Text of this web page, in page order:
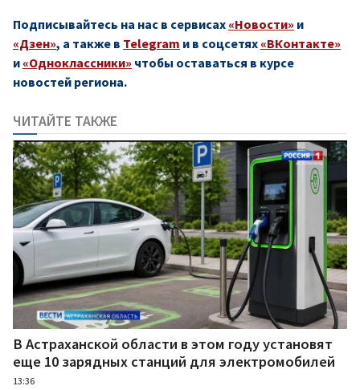
Подписывайтесь на нас в сервисах «Новости» и
«Дзен», а также в Telegram и в соцсетях «ВКонтакте»
и «Одноклассники» чтобы оставаться в курсе
новостей региона.
ЧИТАЙТЕ ТАКЖЕ
В Астраханской области в этом году установят
еще 10 зарядных станций для электромобилей
13:36